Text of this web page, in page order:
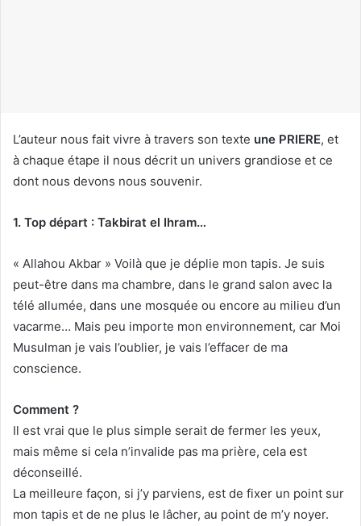
r
i
L’auteur nous fait vivre à travers son texte une PRIERE, et
à chaque étape il nous décrit un univers grandiose et ce
dont nous devons nous souvenir.
1. Top départ : Takbirat el Ihram…
« Allahou Akbar » Voilà que je déplie mon tapis. Je suis
peut-être dans ma chambre, dans le grand salon avec la
télé allumée, dans une mosquée ou encore au milieu d’un
vacarme… Mais peu importe mon environnement, car Moi
Musulman je vais l’oublier, je vais l’effacer de ma
conscience.
Comment ?
Il est vrai que le plus simple serait de fermer les yeux,
mais même si cela n’invalide pas ma prière, cela est
déconseillé.
La meilleure façon, si j’y parviens, est de fixer un point sur
mon tapis et de ne plus le lâcher, au point de m’y noyer.